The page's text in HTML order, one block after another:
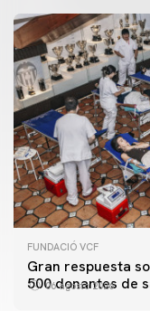
FUNDACIÓ VCF
Gran respuesta
500 donantes de
06 agosto 2026